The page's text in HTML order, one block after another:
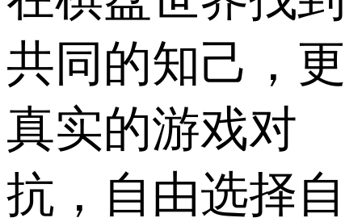
共同的知己，更
真实的游戏对
抗，自由选择自